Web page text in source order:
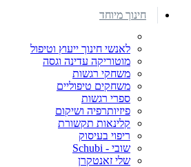
חינוך מיוחד
לאנשי חינוך ייעוץ וטיפול
מוטוריקה עדינה וגסה
משחקי רגשות
משחקים טיפוליים
ספרי רגשות
פיזיותרפיה ושיקום
קלינאות תקשורת
ריפוי בעיסוק
שובי - Schubi
שלי זאנטקרן